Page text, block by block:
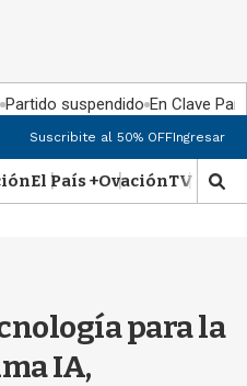
Partido suspendido En Clave País
Suscribite al 50% OFFIngresar
El País +OvaciónTV Show
M
o
r
b
para la
IA,